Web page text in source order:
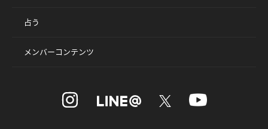
占う
メンバーコンテンツ